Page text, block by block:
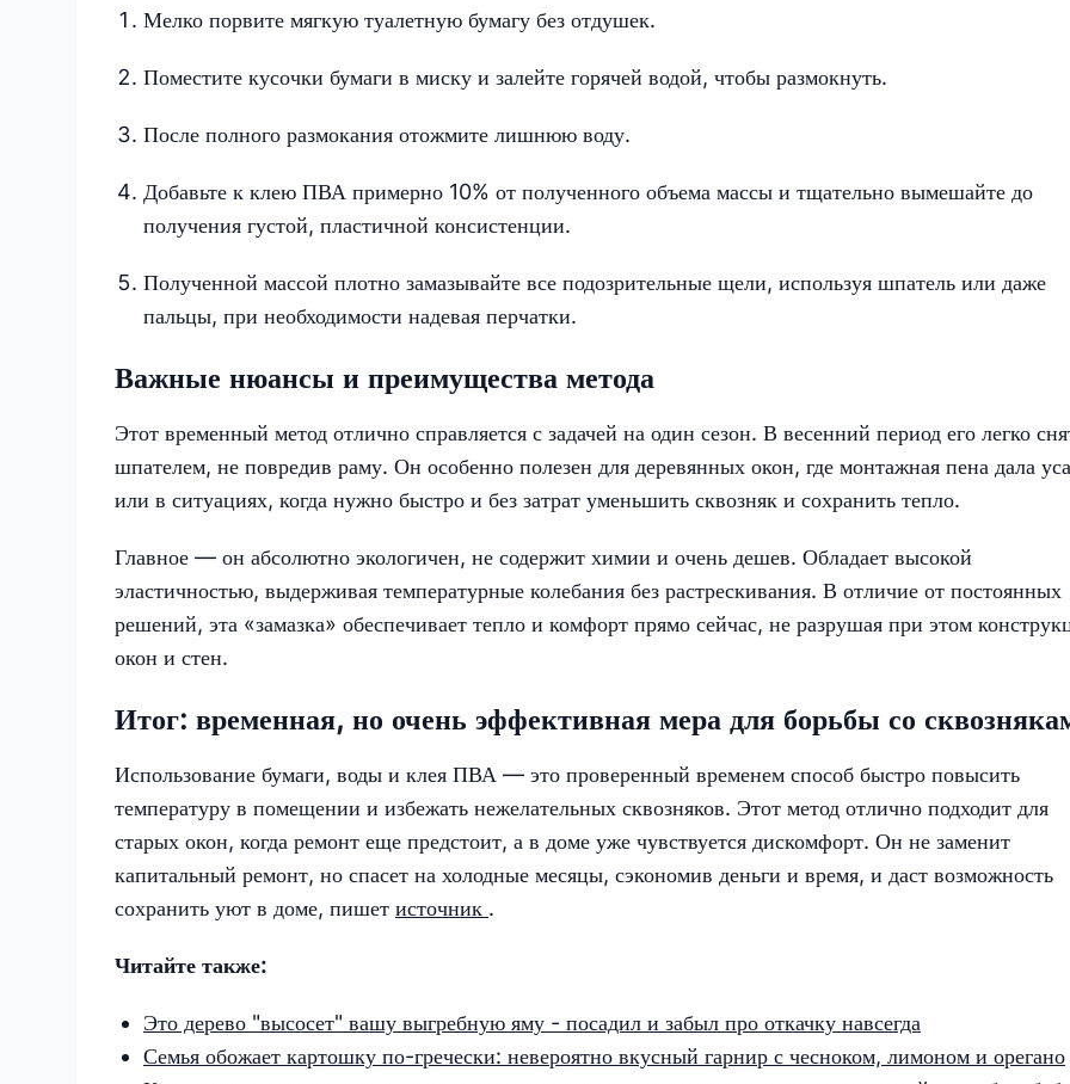
Мелко порвите мягкую туалетную бумагу без отдушек.
Поместите кусочки бумаги в миску и залейте горячей водой, чтобы размокнуть.
После полного размокания отожмите лишнюю воду.
Добавьте к клею ПВА примерно 10% от полученного объема массы и тщательно вымешайте до
получения густой, пластичной консистенции.
Полученной массой плотно замазывайте все подозрительные щели, используя шпатель или даже
пальцы, при необходимости надевая перчатки.
Важные нюансы и преимущества метода
Этот временный метод отлично справляется с задачей на один сезон. В весенний период его легко
шпателем, не повредив раму. Он особенно полезен для деревянных окон, где монтажная пена дала
или в ситуациях, когда нужно быстро и без затрат уменьшить сквозняк и сохранить тепло.
Главное — он абсолютно экологичен, не содержит химии и очень дешев. Обладает высокой
эластичностью, выдерживая температурные колебания без растрескивания. В отличие от постоянных
решений, эта «замазка» обеспечивает тепло и комфорт прямо сейчас, не разрушая при этом
окон и стен.
Итог: временная, но очень эффективная мера для борьбы со
Использование бумаги, воды и клея ПВА — это проверенный временем способ быстро повысить
температуру в помещении и избежать нежелательных сквозняков. Этот метод отлично подходит для
старых окон, когда ремонт еще предстоит, а в доме уже чувствуется дискомфорт. Он не заменит
капитальный ремонт, но спасет на холодные месяцы, сэкономив деньги и время, и даст возможность
сохранить уют в доме, пишет источник .
Читайте также:
Это дерево "высосет" вашу выгребную яму - посадил и забыл про откачку навсегда
Семья обожает картошку по-гречески: невероятно вкусный гарнир с чесноком, лимоном и орегано